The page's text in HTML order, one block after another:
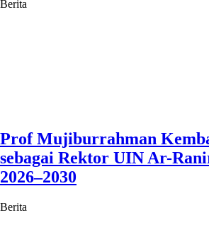
Berita
Prof Mujiburrahman
sebagai Rektor UIN Ar-
2026–2030
Berita